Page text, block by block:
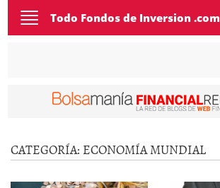
Toggle
navigation
Todo Fondos de Inversion .com
CATEGORÍA: ECONOMÍA MUNDIAL